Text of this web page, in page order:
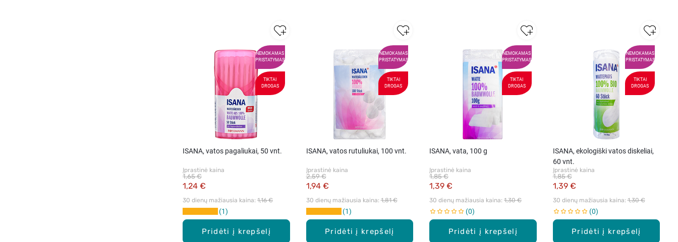
NEMOKAMAS
PRISTATYMAS
TIKTAI
DROGAS
Pridėti į krepšelį
ISANA, vatos pagaliukai, 50 vnt.
Įprastinė kaina
1,24 €
1,65 €
30 dienų mažiausia kaina: 1,16 €
1
NEMOKAMAS
PRISTATYMAS
TIKTAI
DROGAS
Pridėti į krepšelį
ISANA, vatos rutuliukai, 100 vnt.
Įprastinė kaina
1,94 €
2,59 €
30 dienų mažiausia kaina: 1,81 €
1
NEMOKAMAS
PRISTATYMAS
TIKTAI
DROGAS
Pridėti į krepšelį
ISANA, vata, 100 g
Įprastinė kaina
1,39 €
1,85 €
30 dienų mažiausia kaina: 1,30 €
0
NEMOKAMAS
PRISTATYMAS
TIKTAI
DROGAS
Pridėti į krepšelį
ISANA, ekologiški vatos diskeliai,
60 vnt.
Įprastinė kaina
1,39 €
1,85 €
30 dienų mažiausia kaina: 1,30 €
0